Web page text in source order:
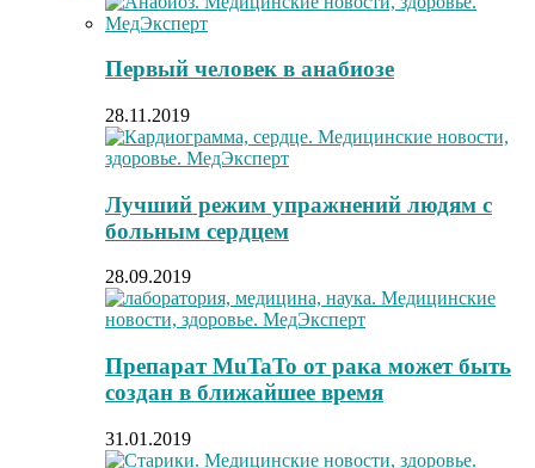
Первый человек в анабиозе
28.11.2019
Лучший режим упражнений людям с
больным сердцем
28.09.2019
Препарат MuTaTo от рака может быть
создан в ближайшее время
31.01.2019